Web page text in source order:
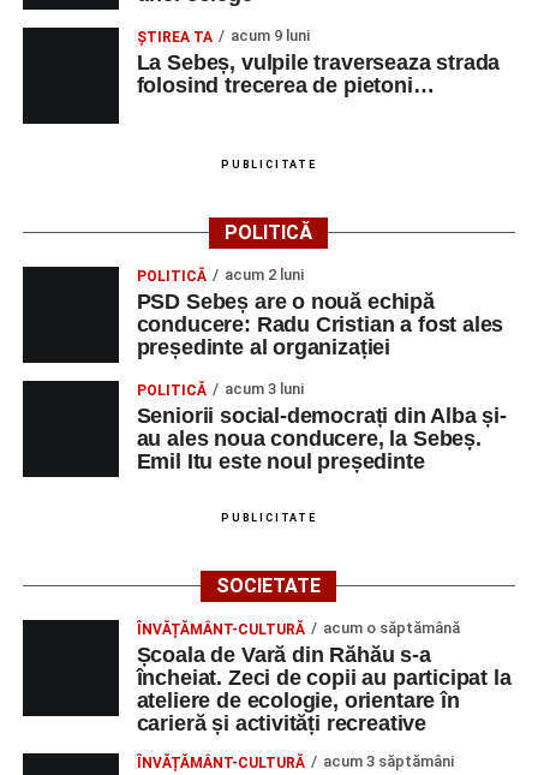
ŞTIREA TA acum 9 luni
La Sebeș, vulpile traverseaza strada
folosind trecerea de pietoni…
PUBLICITATE
POLITICĂ
POLITICĂ acum 2 luni
PSD Sebeș are o nouă echipă
conducere: Radu Cristian a fost ales
președinte al organizației
POLITICĂ acum 3 luni
Seniorii social-democrați din Alba și-
au ales noua conducere, la Sebeș.
Emil Itu este noul președinte
PUBLICITATE
SOCIETATE
ÎNVĂȚĂMÂNT-CULTURĂ acum o săptămână
Școala de Vară din Răhău s-a
încheiat. Zeci de copii au participat la
ateliere de ecologie, orientare în
carieră și activități recreative
ÎNVĂȚĂMÂNT-CULTURĂ acum 3 săptămâni